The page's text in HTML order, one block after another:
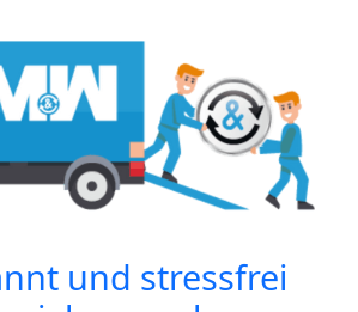
und stressfrei